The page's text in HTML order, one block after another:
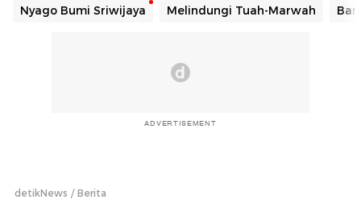
Nyago Bumi Sriwijaya Melindungi Tuah-Marwah
ADVERTISEMENT
detikNews Berita